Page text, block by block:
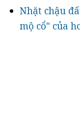
Nhặt chậu
mộ cổ" của